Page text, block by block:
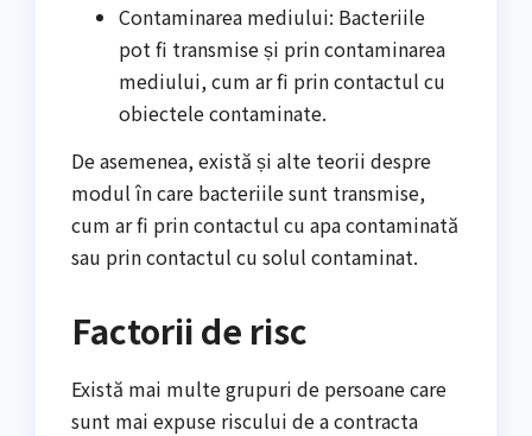
Contaminarea mediului: Bacteriile
pot fi transmise și prin contaminarea
mediului, cum ar fi prin contactul cu
obiectele contaminate.
De asemenea, există și alte teorii despre
modul în care bacteriile sunt transmise,
cum ar fi prin contactul cu apa contaminată
sau prin contactul cu solul contaminat.
Factorii de risc
Există mai multe grupuri de persoane care
sunt mai expuse riscului de a contracta